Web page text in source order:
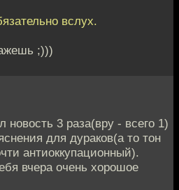
вслух.
;)))
новость 3 раза(вру - всего 1)
для дураков(а то тон
антиоккупационный).
вчера очень хорошое